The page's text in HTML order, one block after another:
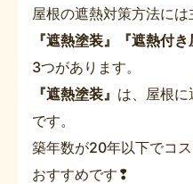
屋根の遮熱対策方法には
『遮熱塗装』『遮熱付
3つがあります。
『遮熱塗装』 は、屋根
です。
築年数が20年以下でコ
おすすめです❢